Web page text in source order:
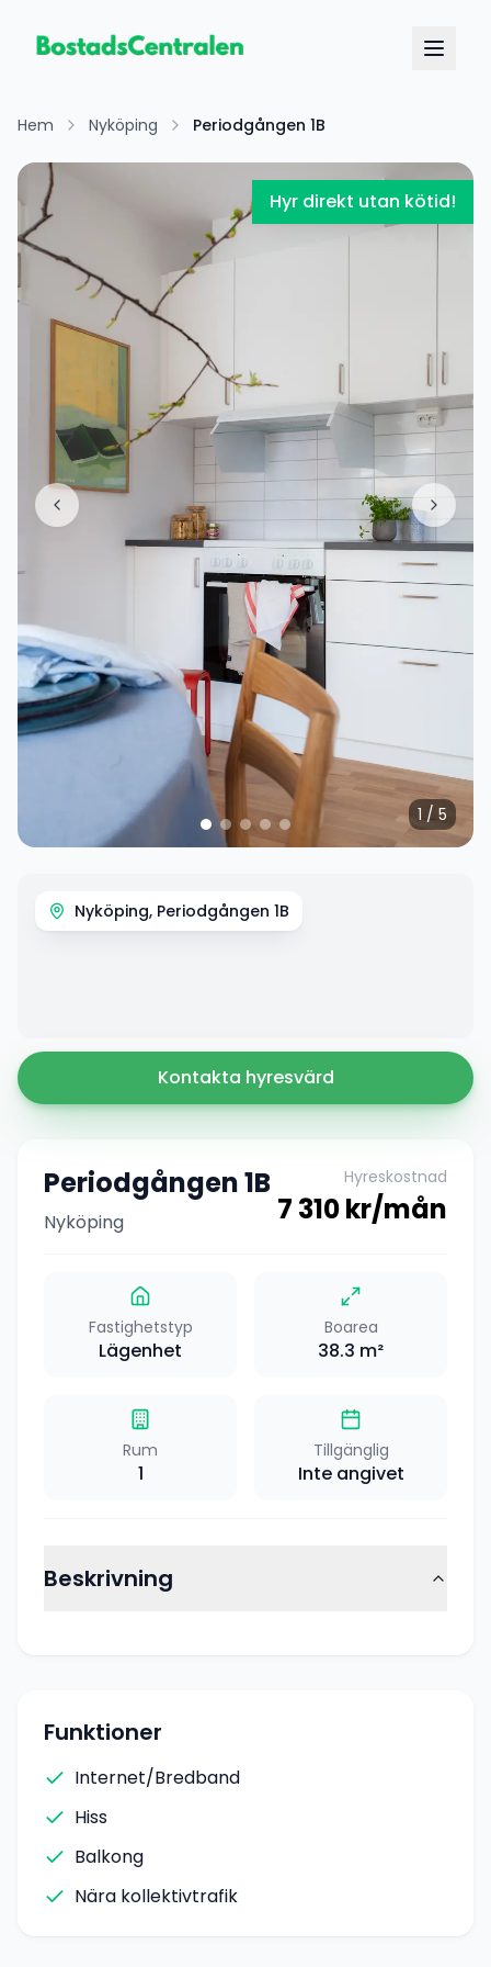
Hem Nyköping Periodgången 1B
Hyr direkt utan kötid!
1 / 5
Nyköping, Periodgången 1B
Kontakta hyresvärd
Periodgången 1B
Nyköping
Hyreskostnad
7 310kr/mån
Fastighetstyp
Lägenhet
Boarea
38.3 m²
Rum
1
Tillgänglig
Inte angivet
Beskrivning
Funktioner
Internet/Bredband
Hiss
Balkong
Nära kollektivtrafik